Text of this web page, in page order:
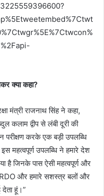
क्या कहा?
मंत्री राजनाथ सिंह ने कहा,
कलाम द्वीप से लंबी दूरी की
परीक्षण करके एक बड़ी उपलब्धि
महत्वपूर्ण उपलब्धि ने हमारे देश
है जिनके पास ऐसी महत्वपूर्ण और
और हमारे सशस्त्र बलों और
देता हूं।”